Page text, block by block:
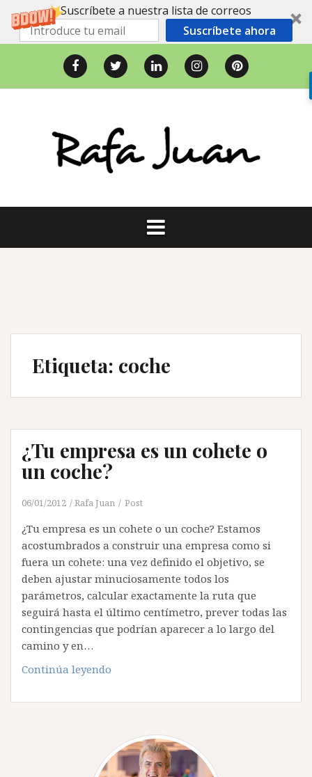
Suscríbete a nuestra lista de correos
Suscríbete ahora
contenido
FacebookTwitter LinkedInInstagramPinterest
Etiqueta: coche
¿Tu empresa es un cohete o
un coche?
06/01/2012 Rafa Juan Post
¿Tu empresa es un cohete o un coche? Estamos
acostumbrados a construir una empresa como si
fuera un cohete: una vez definido el objetivo, se
deben ajustar minuciosamente todos los
parámetros, calcular exactamente la ruta que
seguirá hasta el último centímetro, prever todas las
contingencias que podrían aparecer a lo largo del
camino y en…
Continúa leyendo
es
cohete
o
un